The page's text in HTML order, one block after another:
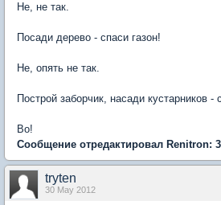
Не, не так.
Посади дерево - спаси газон!
Не, опять не так.
Построй заборчик, насади кустарников -
Во!
Сообщение отредактировал Renitron:
tryten
30 May 2012